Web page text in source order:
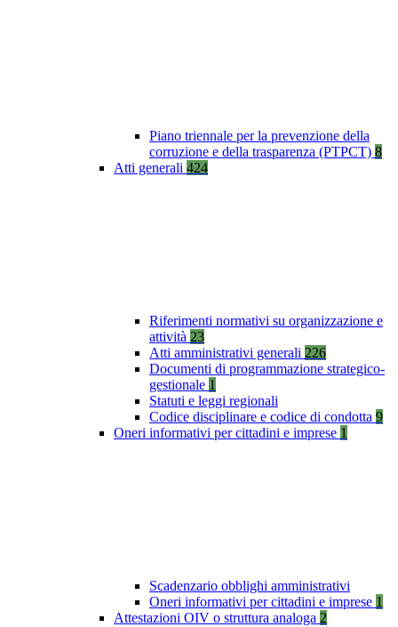
Piano triennale per la prevenzione della
corruzione e della trasparenza (PTPCT) 8
Atti generali 424
Riferimenti normativi su organizzazione e
attività 23
Atti amministrativi generali 226
Documenti di programmazione strategico-
gestionale 1
Statuti e leggi regionali
Codice disciplinare e codice di condotta 9
Oneri informativi per cittadini e imprese 1
Scadenzario obblighi amministrativi
Oneri informativi per cittadini e imprese 1
Attestazioni OIV o struttura analoga 2